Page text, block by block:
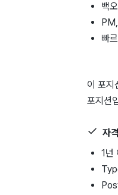
백
빠
이 포지
포지션
자
1년